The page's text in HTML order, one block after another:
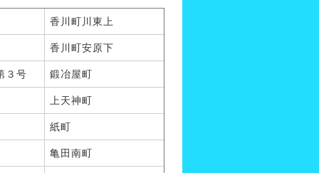
香川町川東上
香川町安原下
３号 鍛冶屋町
上天神町
紙町
亀田南町